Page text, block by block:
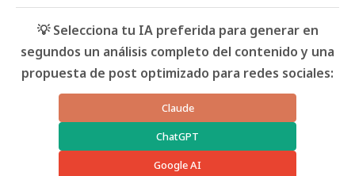
💡 Selecciona tu IA preferida para generar en
segundos un análisis completo del contenido y una
propuesta de post optimizado para redes sociales:
Claude
ChatGPT
Google AI